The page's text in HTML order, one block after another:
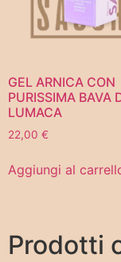
GEL ARNICA CON
PURISSIMA BAVA
LUMACA
22,00 €
Aggiungi al
Prodotti